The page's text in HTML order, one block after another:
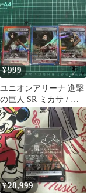
¥999
ユニオンアリーナ 進撃
の巨人 SR ミカサ / リ
ヴァイ / エレン 3枚セ
ット
¥ 28,999